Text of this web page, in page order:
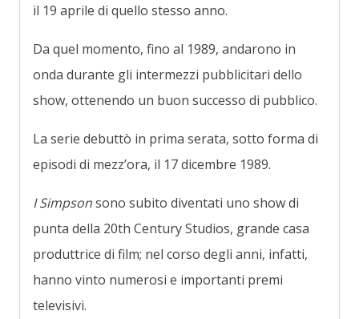
il 19 aprile di quello stesso anno.
Da quel momento, fino al 1989, andarono in
onda durante gli intermezzi pubblicitari dello
show, ottenendo un buon successo di pubblico.
La serie debuttò in prima serata, sotto forma di
episodi di mezz’ora, il 17 dicembre 1989.
I Simpsonsono subito diventati uno show di
punta della 20th Century Studios, grande casa
produttrice di film; nel corso degli anni, infatti,
hanno vinto numerosi e importanti premi
televisivi.